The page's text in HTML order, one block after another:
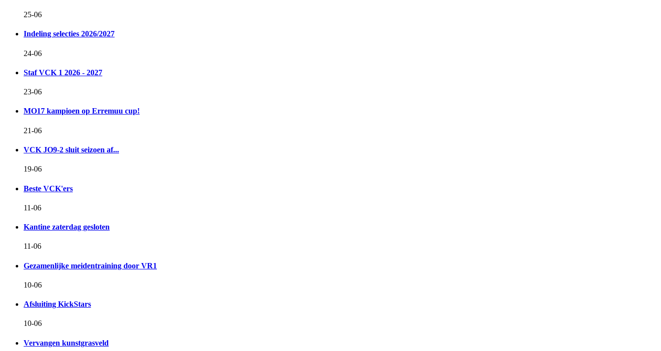
25-06
Indeling selecties 2026/2027
24-06
Staf VCK 1 2026 - 2027
23-06
MO17 kampioen op Erremuu cup!
21-06
VCK JO9-2 sluit seizoen af...
19-06
Beste VCK'ers
11-06
Kantine zaterdag gesloten
11-06
Gezamenlijke meidentraining door VR1
10-06
Afsluiting KickStars
10-06
Vervangen kunstgrasveld